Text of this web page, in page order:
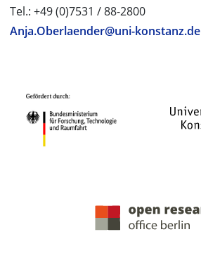
Tel.: +49 (0)7531 / 88-2800
Anja.Oberlaender@uni-konstanz.de